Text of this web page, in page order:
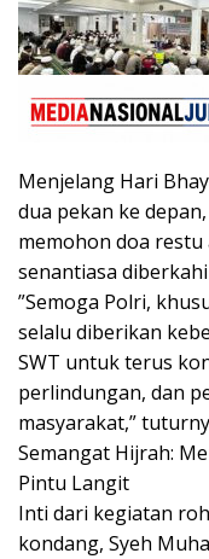
Menjelang Hari
dua pekan ke
memohon doa
senantiasa diberkahi
​”Semoga Polri,
selalu diberikan
SWT untuk terus
perlindungan, dan
masyarakat,”
​Semangat Hijrah:
Pintu Langit
​Inti dari kegiatan
kondang, Syeh